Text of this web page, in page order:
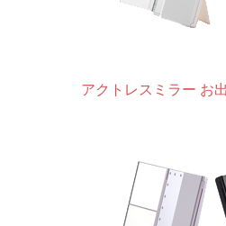
アクトレスミラー お